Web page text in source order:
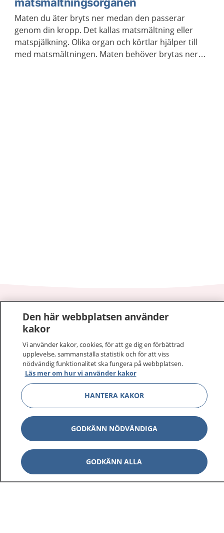
Maten du äter bryts ner medan den passerar
genom din kropp. Det kallas matsmältning eller
matspjälkning. Olika organ och körtlar hjälper till
med matsmältningen. Maten behöver brytas ner
1177 – tryggt om din hälsa och vård
På 1177.se får du råd om hälsa och information om
sjukdomar och vilka mottagningar du kan kontakta.
Logga in för att läsa din journal och göra dina
vårdärenden. Ring telefonnummer 1177 för
sjukvårdsrådgivning dygnet runt.
1177 ger dig råd när du vill må bättre.
1177 på flera språk Visa
Visa
Den här webbplatsen använder
kakor
Vi använder kakor, cookies, för att ge dig en förbättrad
upplevelse, sammanställa statistik och för att viss
nödvändig funktionalitet ska fungera på webbplatsen.
Läs mer om hur vi använder kakor
HANTERA KAKOR
GODKÄNN NÖDVÄNDIGA
GODKÄNN ALLA